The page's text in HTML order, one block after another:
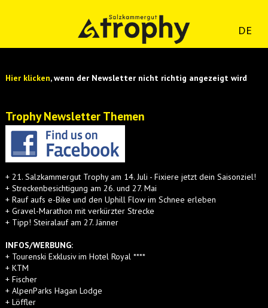
DE
Hier klicken, wenn der Newsletter nicht richtig angezeigt wird
Trophy Newsletter Themen
+ 21. Salzkammergut Trophy am 14. Juli - Fixiere jetzt dein Saisonziel!
+ Streckenbesichtigung am 26. und 27. Mai
+ Rauf aufs e-Bike und den Uphill Flow im Schnee erleben
+ Gravel-Marathon mit verkürzter Strecke
+ Tipp! Steiralauf am 27. Jänner
INFOS/WERBUNG:
+ Tourenski Exklusiv im Hotel Royal ****
+ KTM
+ Fischer
+ AlpenParks Hagan Lodge
+ Löffler